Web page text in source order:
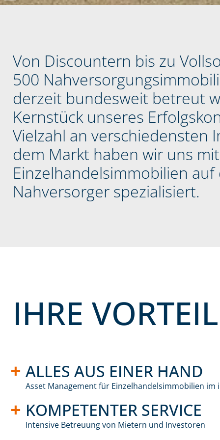
Von Discountern bis zu
500
derzeit bundesweit betreut
Kernstück unseres
Vielzahl an verschiedensten
dem Markt haben wir uns mit
Einzelhandelsimmobilien
Nahversorger spezialisiert.
IHRE
ALLES AUS EINER HAND
Asset Management für Einzelhandelsimmobilien
KOMPETENTER SERVICE
Intensive Betreuung von Mietern und Investoren